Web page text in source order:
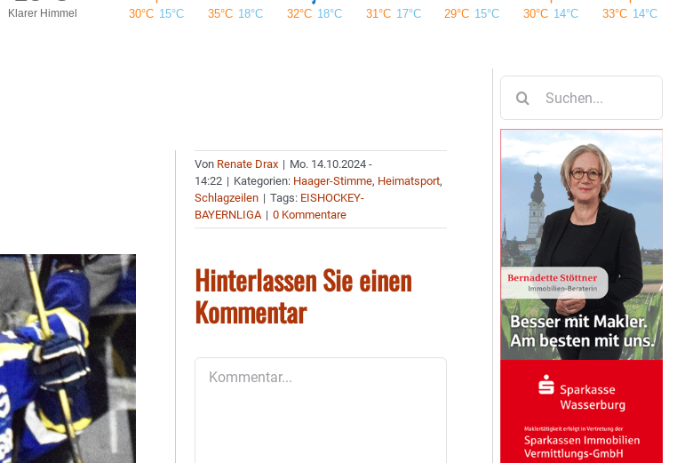
Von Renate Drax | Mo. 14.10.2024 -
14:22 | Kategorien: Haager-Stimme, Heimatsport,
Schlagzeilen | Tags: EISHOCKEY-
BAYERNLIGA | 0 Kommentare
Hinterlassen Sie einen
Kommentar
nach: